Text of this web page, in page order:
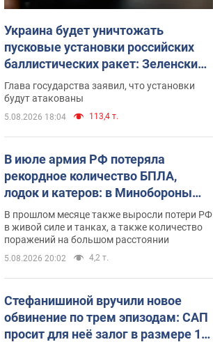
Украина будет уничтожать
пусковые установки российских
баллистических ракет: Зеленский
провел заседание СНБО
Глава государства заявил, что установки
будут атакованы
5.08.2026 18:04 113,4 т.
В июле армия РФ потеряла
рекордное количество БПЛА,
лодок и катеров: в Минобороны
обнародовали статистику
В прошлом месяце также выросли потери РФ
в живой силе и танках, а также количество
поражений на большом расстоянии
5.08.2026 20:02 4,2 т.
Стефанишиной вручили новое
обвинение по трем эпизодам: САП
просит для неё залог в размере 15